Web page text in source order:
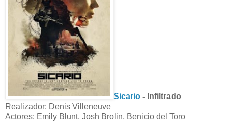
Sicario - Infiltrado
Realizador: Denis Villeneuve
Actores: Emily Blunt, Josh Brolin, Benicio del Toro